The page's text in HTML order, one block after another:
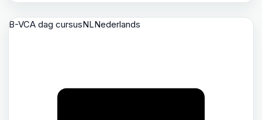
B-VCA dag cursusNLNederlands